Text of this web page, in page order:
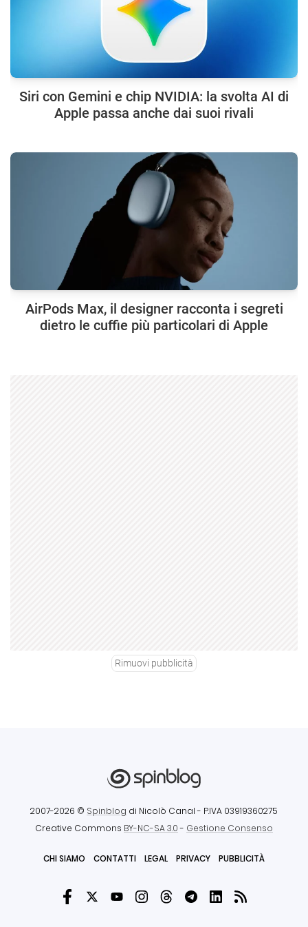
Siri con Gemini e chip NVIDIA: la svolta AI di
Apple passa anche dai suoi rivali
AirPods Max, il designer racconta i segreti
dietro le cuffie più particolari di Apple
Rimuovi pubblicità
2007-2026 © Spinblog di Nicolò Canal - P.IVA 03919360275
Creative Commons BY-NC-SA 3.0- Gestione Consenso
CHI SIAMO CONTATTI LEGAL PRIVACY PUBBLICITÀ